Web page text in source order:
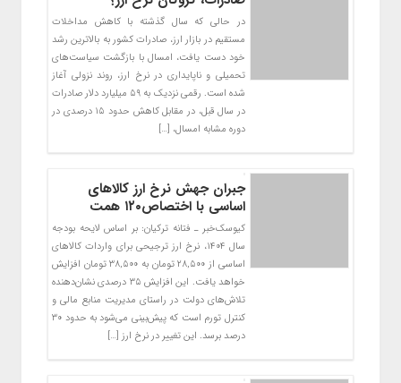
در حالی که سال گذشته با کاهش مداخلات
مستقیم در بازار ارز، صادرات کشور به بالاترین رشد
خود دست یافت، امسال با بازگشت سیاست‌های
تحمیلی و ناپایداری در نرخ ارز، روند نزولی آغاز
شده است. رقمی نزدیک به ۵۹ میلیارد دلار صادرات
در سال قبل، در مقابل کاهش حدود ۱۵ درصدی در
دوره مشابه امسال، […]
جبران جهش نرخ ارز کالاهای
اساسی با اختصاص۱۲۰ همت
کیوسک‌خبر ـ فتانه ترکیان: بر اساس لایحه بودجه
سال ۱۴۰۴، نرخ ارز ترجیحی برای واردات کالاهای
اساسی از ۲۸,۵۰۰ تومان به ۳۸,۵۰۰ تومان افزایش
خواهد یافت. این افزایش ۳۵ درصدی نشان‌دهنده
تلاش‌های دولت در راستای مدیریت منابع مالی و
کنترل تورم است که پیش‌بینی می‌شود به حدود ۳۰
درصد برسد. این تغییر در نرخ ارز […]